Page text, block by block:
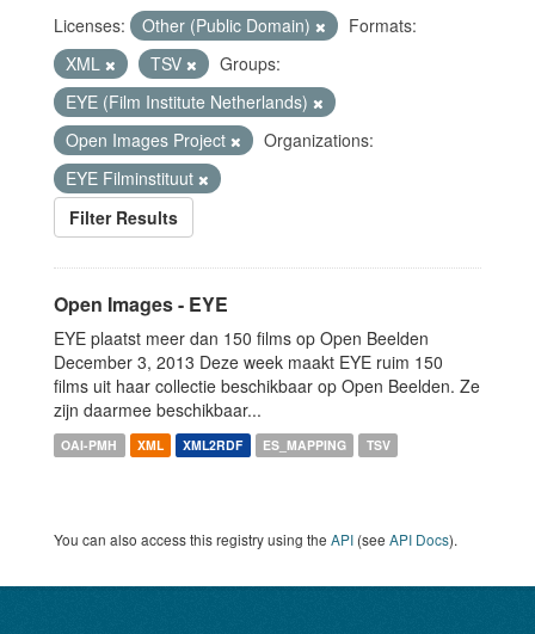
Licenses: Other (Public Domain)
Formats:
XML
TSV
Groups:
EYE (Film Institute Netherlands)
Open Images Project
Organizations:
EYE Filminstituut
Filter Results
Open Images - EYE
EYE plaatst meer dan 150 films op Open Beelden
December 3, 2013 Deze week maakt EYE ruim 150
films uit haar collectie beschikbaar op Open Beelden. Ze
zijn daarmee beschikbaar...
OAI-PMH XML XML2RDF ES_MAPPING TSV
You can also access this registry using the API (see API Docs).